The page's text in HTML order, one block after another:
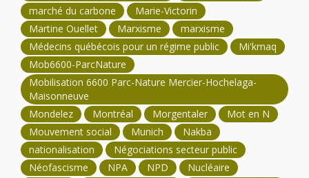
marché du carbone
Marie-Victorin
Martine Ouellet
Marxisme
marxisme
Médecins québécois pour un régime public
Mi'kmaq
Mob6600-ParcNature
Mobilisation 6600 Parc-Nature Mercier-Hochelaga-
Maisonneuve
Mondelez
Montréal Morgentaler
Mot en N
Mouvement social
Munich
Nakba
nationalisation
Négociations secteur public
Néofascisme
NPA NPD
Nucléaire